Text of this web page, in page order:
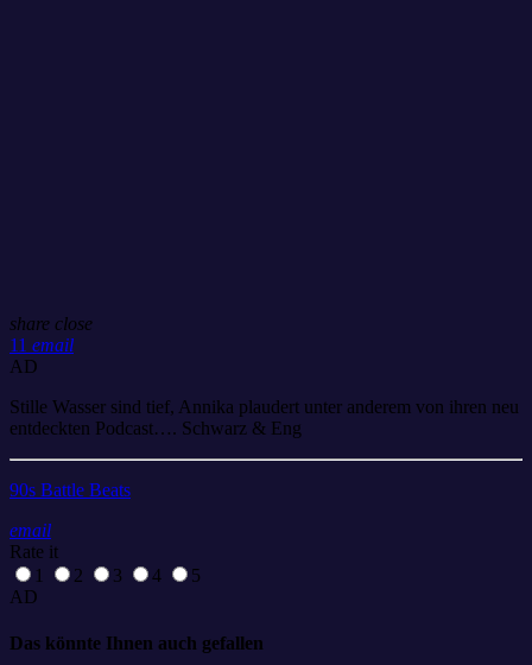
share close
11 email
AD
Stille Wasser sind tief, Annika plaudert unter anderem von ihren neu
entdeckten Podcast…. Schwarz & Eng
90s Battle Beats
email
Rate it
1
2 3 4
5
AD
Das könnte Ihnen auch gefallen